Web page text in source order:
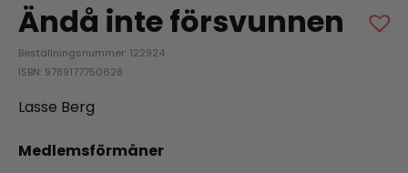
Ändå inte försvunnen
Beställningsnummer: 122924
ISBN: 9789177750628
Lasse Berg
Medlemsförmåner